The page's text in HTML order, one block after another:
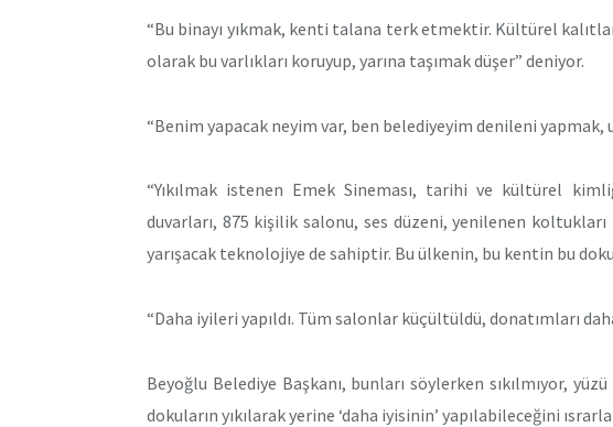
“Bu binayı yıkmak, kenti talana terk etmektir. Kültürel
olarak bu varlıkları koruyup, yarına taşımak düşer” deniyor.
“Benim yapacak neyim var, ben belediyeyim denileni yapmak,
“Yıkılmak istenen Emek Sineması, tarihi ve kültürel
duvarları, 875 kişilik salonu, ses düzeni, yenilenen
yarışacak teknolojiye de sahiptir. Bu ülkenin, bu kentin bu
“Daha iyileri yapıldı. Tüm salonlar küçültüldü, donatımları
Beyoğlu Belediye Başkanı, bunları söylerken sıkılmıyor,
dokuların yıkılarak yerine ‘daha iyisinin’ yapılabileceğini